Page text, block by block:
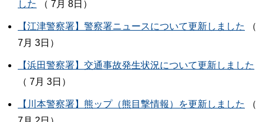
した （ 7月 8日）
【江津警察署】警察署ニュースについて更新しました
（
7月 3日）
【浜田警察署】交通事故発生状況について更新しました
（ 7月 3日）
【川本警察署】熊ップ（熊目撃情報）を更新しました
（